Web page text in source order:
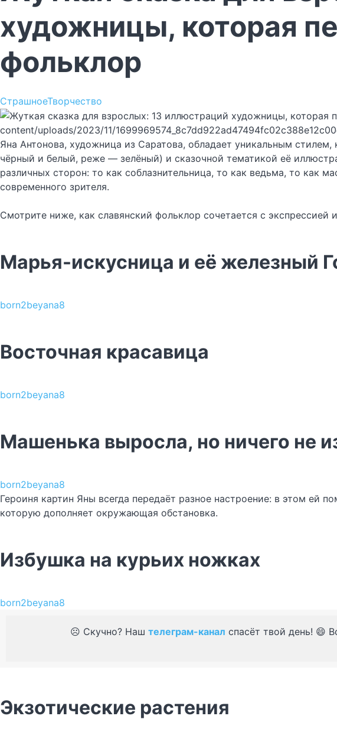
художницы, которая
фольклор
СтрашноеТворчество
content/uploads/2023/11/
Яна Антонова, художница из Саратова, обладает уникальным
чёрный и белый, реже — зелёный) и сказочной тематикой её
различных сторон: то как соблазнительница, то как ведьма, то как
современного зрителя.
Смотрите ниже, как славянский фольклор сочетается с экспрессией
Марья-искусница и её железный
born2beyana8
Восточная красавица
born2beyana8
Машенька выросла, но ничего не
born2beyana8
Героиня картин Яны всегда передаёт разное настроение: в этом ей
которую дополняет окружающая обстановка.
Избушка на курьих ножках
born2beyana8
☹️ Скучно? Наш телеграм-канал спасёт твой день! 😄
Экзотические растения